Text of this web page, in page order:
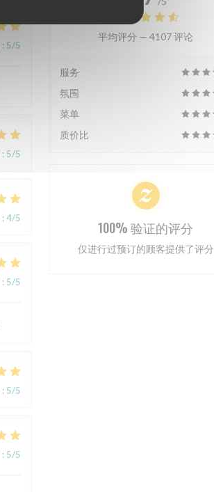
: 5/5
: 5/5
: 4/5
: 5/5
: 5/5
: 5/5
平均评分 — 4107 评论
服务
氛围
菜单
质价比
100% 验证的评分
仅进行过预订的顾客提供了评分